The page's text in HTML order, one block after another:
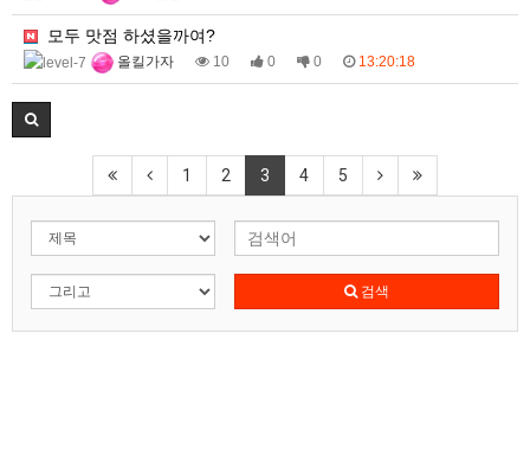
모두 맛점 하셨을까여?
올킬가자 10 0 0 13:20:18
1 2 3 4 5
검색